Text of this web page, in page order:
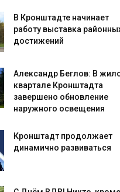
В Кронштадте начинает
работу выставка
достижений
Александр Беглов: В
квартале Кронштадта
завершено обновление
наружного освещения
Кронштадт продолжает
динамично развиваться